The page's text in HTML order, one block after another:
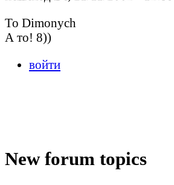
To Dimonych
А то! 8))
войти
New forum topics